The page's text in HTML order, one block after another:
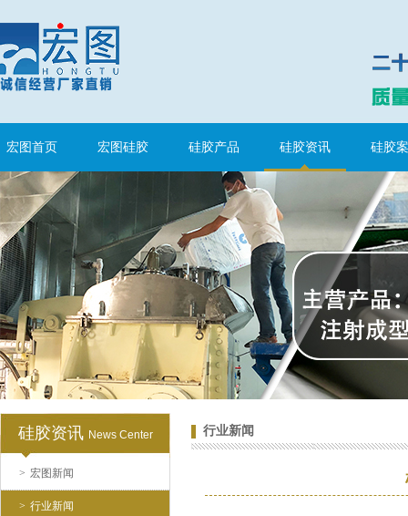
宏图首页 宏图硅胶 硅胶产品 硅胶资讯 硅胶
硅胶资讯 News Center
> 宏图新闻
> 行业新闻
眼镜鼻托专用注射硅胶
涂布硅胶
行业新闻